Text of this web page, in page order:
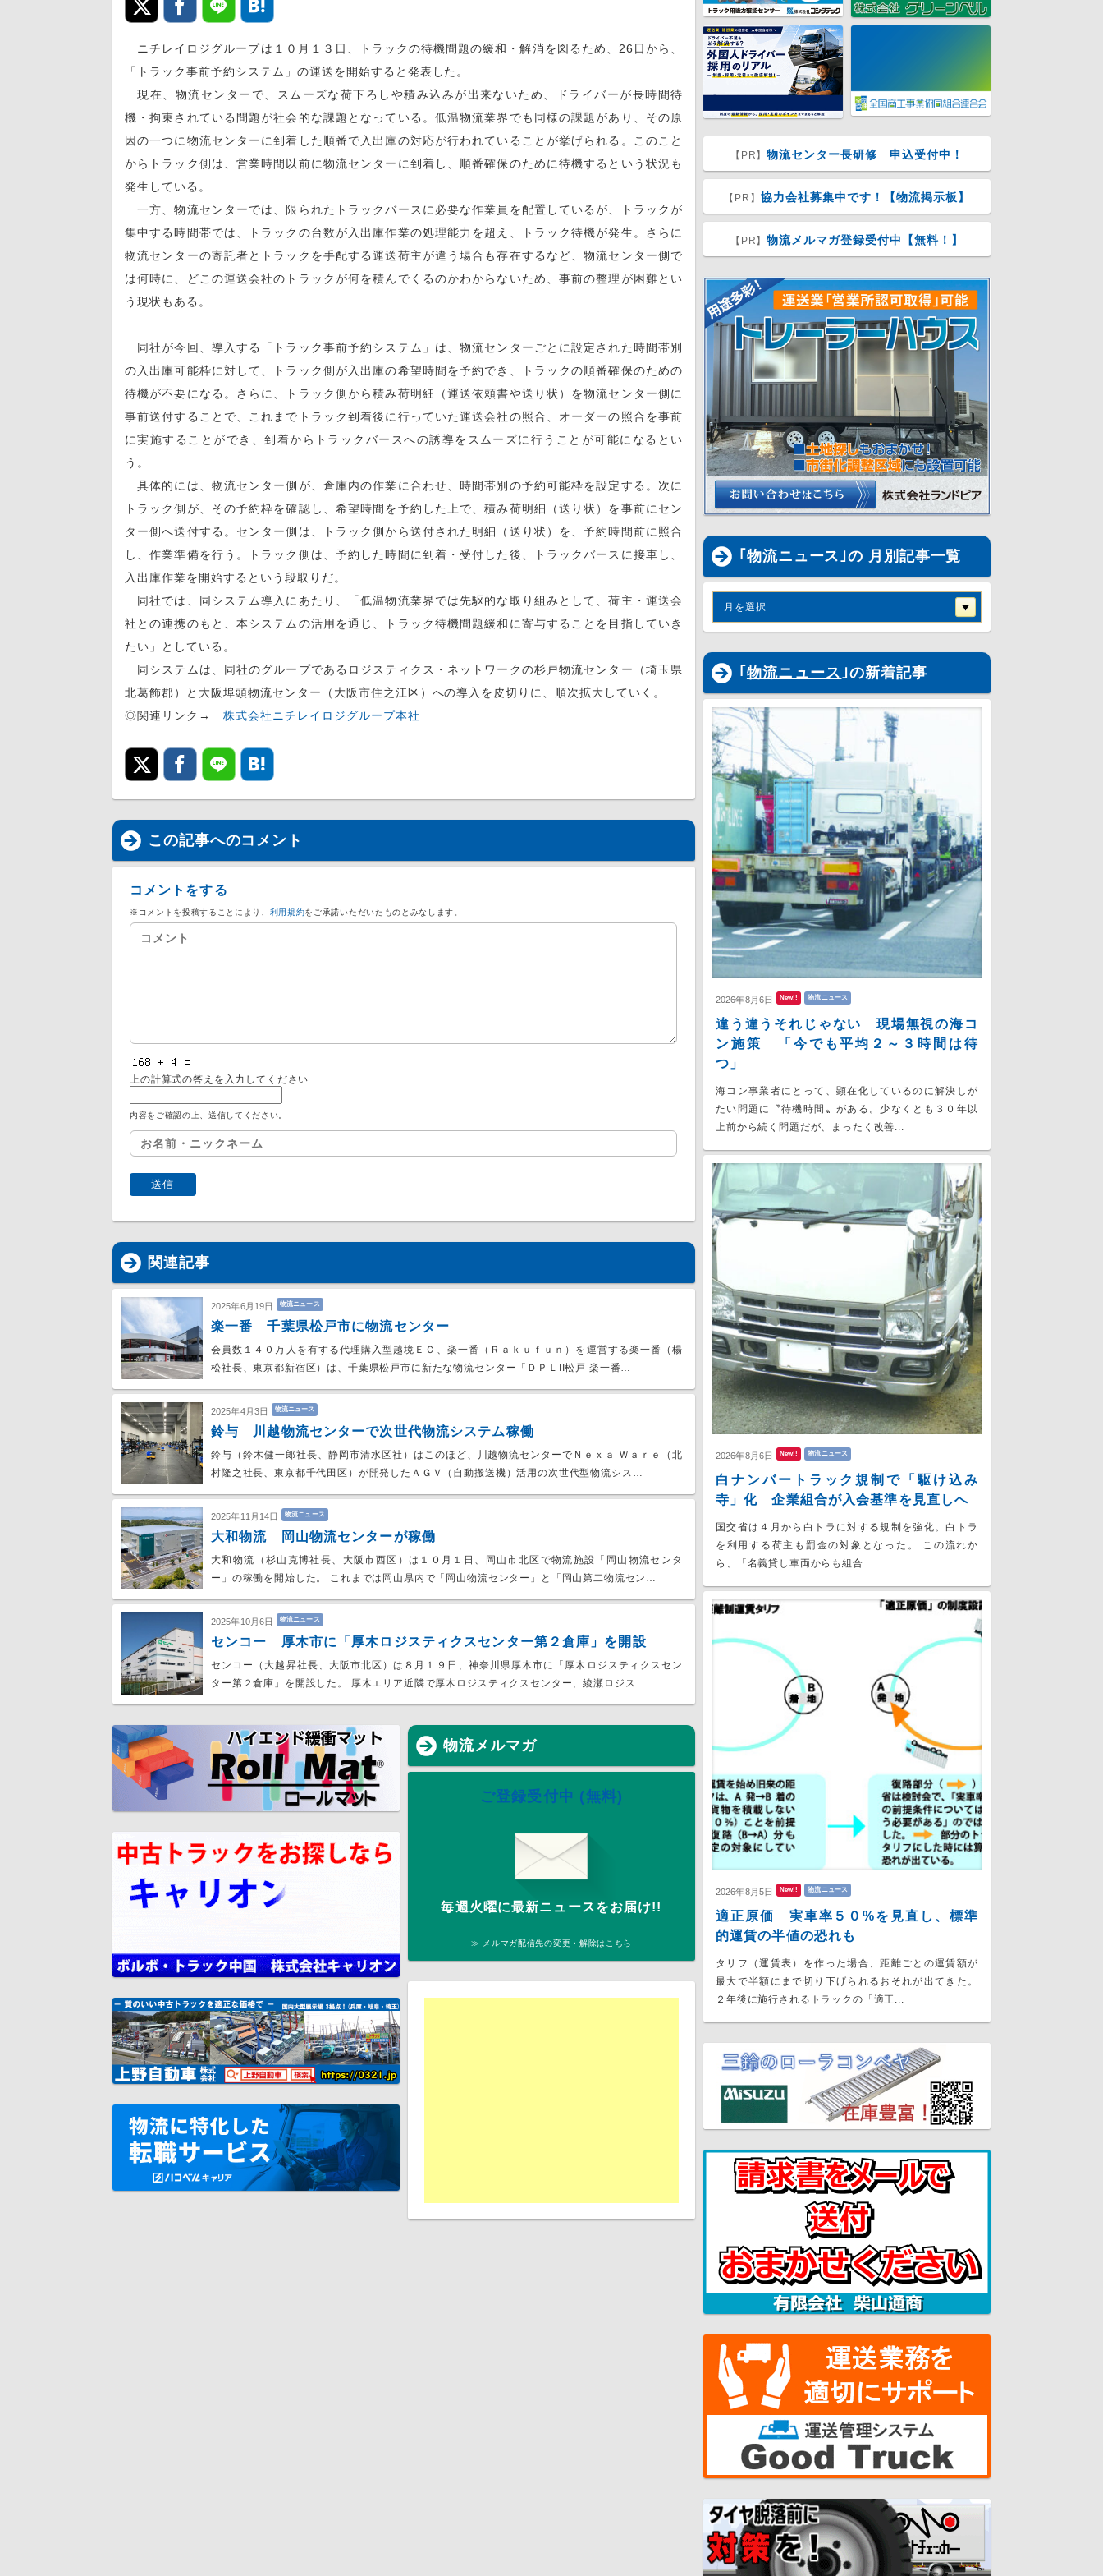
ニチレイロジグループは１０月１３日、トラックの待機問題の緩和・解消を図るため、26日から、
「トラック事前予約システム」の運送を開始すると発表した。
現在、物流センターで、スムーズな荷下ろしや積み込みが出来ないため、ドライバーが長時間待
機・拘束されている問題が社会的な課題となっている。低温物流業界でも同様の課題があり、その原
因の一つに物流センターに到着した順番で入出庫の対応が行われていることが挙げられる。このこと
からトラック側は、営業時間以前に物流センターに到着し、順番確保のために待機するという状況も
発生している。
一方、物流センターでは、限られたトラックバースに必要な作業員を配置しているが、トラックが
集中する時間帯では、トラックの台数が入出庫作業の処理能力を超え、トラック待機が発生。さらに
物流センターの寄託者とトラックを手配する運送荷主が違う場合も存在するなど、物流センター側で
は何時に、どこの運送会社のトラックが何を積んでくるのかわからないため、事前の整理が困難とい
う現状もある。
同社が今回、導入する「トラック事前予約システム」は、物流センターごとに設定された時間帯別
の入出庫可能枠に対して、トラック側が入出庫の希望時間を予約でき、トラックの順番確保のための
待機が不要になる。さらに、トラック側から積み荷明細（運送依頼書や送り状）を物流センター側に
事前送付することで、これまでトラック到着後に行っていた運送会社の照合、オーダーの照合を事前
に実施することができ、到着からトラックバースへの誘導をスムーズに行うことが可能になるとい
う。
具体的には、物流センター側が、倉庫内の作業に合わせ、時間帯別の予約可能枠を設定する。次に
トラック側が、その予約枠を確認し、希望時間を予約した上で、積み荷明細（送り状）を事前にセン
ター側へ送付する。センター側は、トラック側から送付された明細（送り状）を、予約時間前に照合
し、作業準備を行う。トラック側は、予約した時間に到着・受付した後、トラックバースに接車し、
入出庫作業を開始するという段取りだ。
同社では、同システム導入にあたり、「低温物流業界では先駆的な取り組みとして、荷主・運送会
社との連携のもと、本システムの活用を通じ、トラック待機問題緩和に寄与することを目指していき
たい」としている。
同システムは、同社のグループであるロジスティクス・ネットワークの杉戸物流センター（埼玉県
北葛飾郡）と大阪埠頭物流センター（大阪市住之江区）への導入を皮切りに、順次拡大していく。
◎関連リンク→ 株式会社ニチレイロジグループ本社
この記事へのコメント
コメントをする
※コメントを投稿することにより、 利用規約をご承諾いただいたものとみなします。
上の計算式の答えを入力してください
内容をご確認の上、送信してください。
関連記事
2025年6月19日 物流ニュース
楽一番 千葉県松戸市に物流センター
会員数１４０万人を有する代理購入型越境ＥＣ、楽一番（Ｒａｋｕｆｕｎ）を運営する楽一番（楊
松社長、東京都新宿区）は、千葉県松戸市に新たな物流センター「ＤＰＬII松戸 楽一番…
2025年4月3日 物流ニュース
鈴与 川越物流センターで次世代物流システム稼働
鈴与（鈴木健一郎社長、静岡市清水区社）はこのほど、川越物流センターでＮｅｘａ Ｗａｒｅ（北
村隆之社長、東京都千代田区）が開発したＡＧＶ（自動搬送機）活用の次世代型物流シス…
2025年11月14日 物流ニュース
大和物流 岡山物流センターが稼働
大和物流（杉山克博社長、大阪市西区）は１０月１日、岡山市北区で物流施設「岡山物流センタ
ー」の稼働を開始した。 これまでは岡山県内で「岡山物流センター」と「岡山第二物流セン…
2025年10月6日 物流ニュース
センコー 厚木市に「厚木ロジスティクスセンター第２倉庫」を開設
センコー（大越昇社長、大阪市北区）は８月１９日、神奈川県厚木市に「厚木ロジスティクスセン
ター第２倉庫」を開設した。 厚木エリア近隣で厚木ロジスティクスセンター、綾瀬ロジス…
【PR】物流センター長研修 申込受付中！
【PR】 協力会社募集中です！【物流掲示板】
【PR】物流メルマガ登録受付中【無料！】
｢物流ニュース｣の 月別記事一覧
月を選択
｢ 物流ニュース ｣の新着記事
2026年8月6日 New!! 物流ニュース
違う違うそれじゃない 現場無視の海コ
ン施策 「今でも平均２～３時間は待
つ」
海コン事業者にとって、顕在化しているのに解決しが
たい問題に〝待機時間〟がある。少なくとも３０年以
上前から続く問題だが、まったく改善...
2026年8月6日 New!! 物流ニュース
白ナンバートラック規制で「駆け込み
寺」化 企業組合が入会基準を見直しへ
国交省は４月から白トラに対する規制を強化。白トラ
を利用する荷主も罰金の対象となった。 この流れか
ら、「名義貸し車両からも組合...
2026年8月5日 New!! 物流ニュース
適正原価 実車率５０%を見直し、標準
的運賃の半値の恐れも
タリフ（運賃表）を作った場合、距離ごとの運賃額が
最大で半額にまで切り下げられるおそれが出てきた。
２年後に施行されるトラックの「適正...
物流メルマガ
ご登録受付中 (無料)
毎週火曜に最新ニュースをお届け!!
≫ メルマガ配信先の変更・解除はこちら